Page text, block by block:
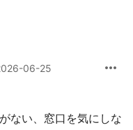
06-25 more_horiz
ない、窓口を気にしな